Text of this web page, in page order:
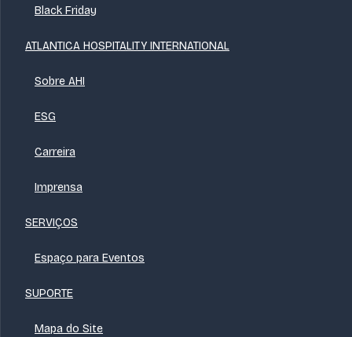
Black Friday
ATLANTICA HOSPITALITY INTERNATIONAL
Sobre AHI
ESG
Carreira
Imprensa
SERVIÇOS
Espaço para Eventos
SUPORTE
Mapa do Site